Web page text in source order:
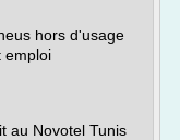
hors d'usage
emploi
au Novotel Tunis